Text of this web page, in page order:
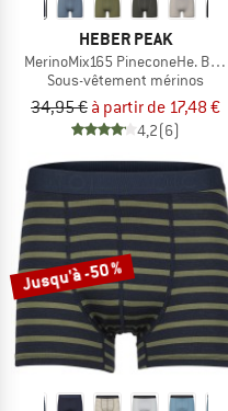
HEBER PEAK
MerinoMix165 PineconeHe. Boxer
Sous-vêtement mérinos
34,95 € à partir de 17,48 €
4,2(6)
Jusqu'à -50 %